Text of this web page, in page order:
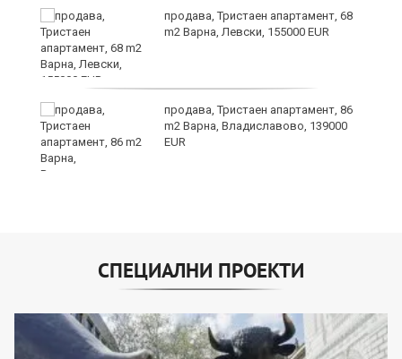
продава, Тристаен апартамент, 68
m2 Варна, Левски, 155000 EUR
продава, Тристаен апартамент, 86
m2 Варна, Владиславово, 139000
EUR
СПЕЦИАЛНИ ПРОЕКТИ